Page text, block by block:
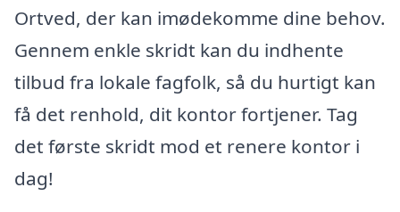
Ortved, der kan imødekomme dine behov.
Gennem enkle skridt kan du indhente
tilbud fra lokale fagfolk, så du hurtigt kan
få det renhold, dit kontor fortjener. Tag
det første skridt mod et renere kontor i
dag!